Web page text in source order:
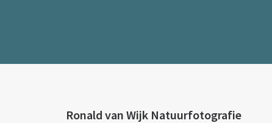
Ronald van Wijk Natuurfotografie